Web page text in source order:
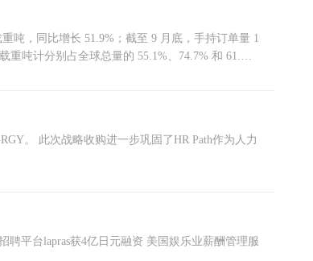
吨，同比增长 51.9%；截至 9 月底，手持订单量 1
。 此次战略收购进一步巩固了HR Path作为人力